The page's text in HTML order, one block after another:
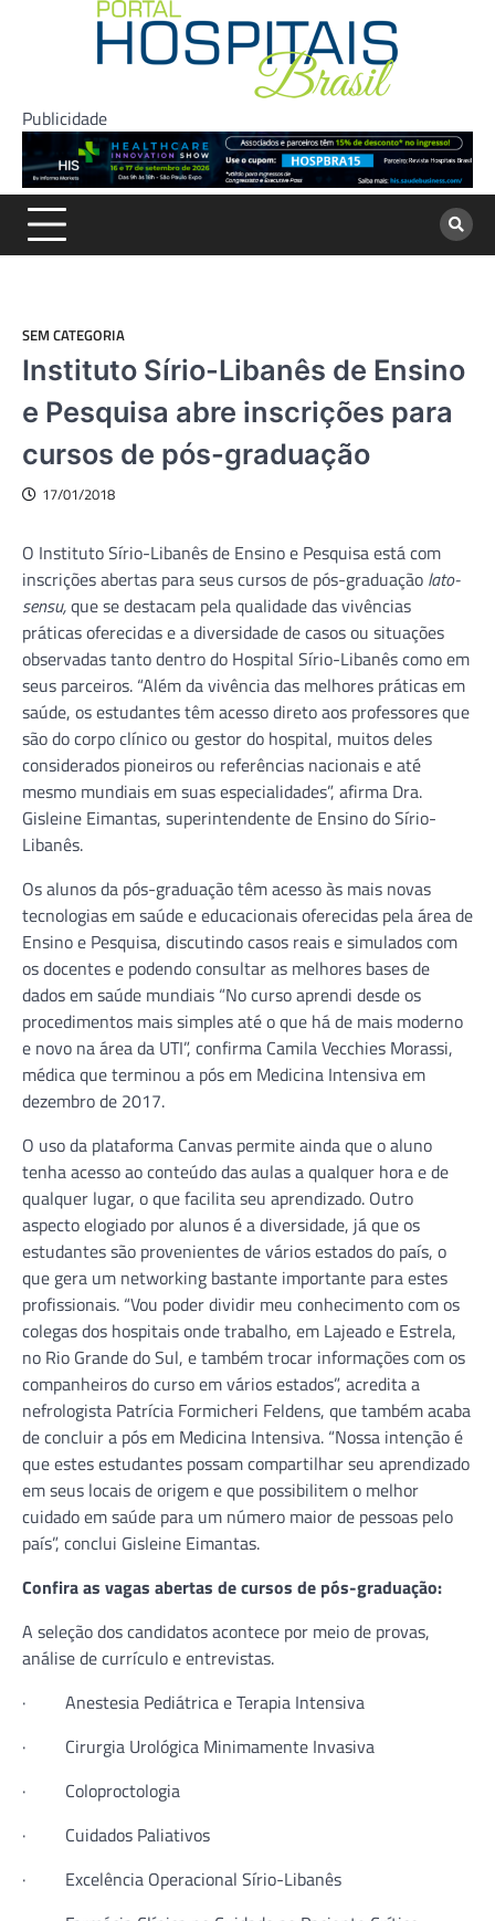
Publicidade
SEM CATEGORIA
Instituto Sírio-Libanês de Ensino
e Pesquisa abre inscrições para
cursos de pós-graduação
17/01/2018
O Instituto Sírio-Libanês de Ensino e Pesquisa está com
inscrições abertas para seus cursos de pós-graduação lato-
sensu,que se destacam pela qualidade das vivências
práticas oferecidas e a diversidade de casos ou situações
observadas tanto dentro do Hospital Sírio-Libanês como em
seus parceiros. “Além da vivência das melhores práticas em
saúde, os estudantes têm acesso direto aos professores que
são do corpo clínico ou gestor do hospital, muitos deles
considerados pioneiros ou referências nacionais e até
mesmo mundiais em suas especialidades”, afirma Dra.
Gisleine Eimantas, superintendente de Ensino do Sírio-
Libanês.
Os alunos da pós-graduação têm acesso às mais novas
tecnologias em saúde e educacionais oferecidas pela área de
Ensino e Pesquisa, discutindo casos reais e simulados com
os docentes e podendo consultar as melhores bases de
dados em saúde mundiais “No curso aprendi desde os
procedimentos mais simples até o que há de mais moderno
e novo na área da UTI”, confirma Camila Vecchies Morassi,
médica que terminou a pós em Medicina Intensiva em
dezembro de 2017.
O uso da plataforma Canvas permite ainda que o aluno
tenha acesso ao conteúdo das aulas a qualquer hora e de
qualquer lugar, o que facilita seu aprendizado. Outro
aspecto elogiado por alunos é a diversidade, já que os
estudantes são provenientes de vários estados do país, o
que gera um networking bastante importante para estes
profissionais. “Vou poder dividir meu conhecimento com os
colegas dos hospitais onde trabalho, em Lajeado e Estrela,
no Rio Grande do Sul, e também trocar informações com os
companheiros do curso em vários estados”, acredita a
nefrologista Patrícia Formicheri Feldens, que também acaba
de concluir a pós em Medicina Intensiva. “Nossa intenção é
que estes estudantes possam compartilhar seu aprendizado
em seus locais de origem e que possibilitem o melhor
cuidado em saúde para um número maior de pessoas pelo
país”, conclui Gisleine Eimantas.
Confira as vagas abertas de cursos de pós-graduação:
A seleção dos candidatos acontece por meio de provas,
análise de currículo e entrevistas.
· Anestesia Pediátrica e Terapia Intensiva
· Cirurgia Urológica Minimamente Invasiva
· Coloproctologia
· Cuidados Paliativos
· Excelência Operacional Sírio-Libanês